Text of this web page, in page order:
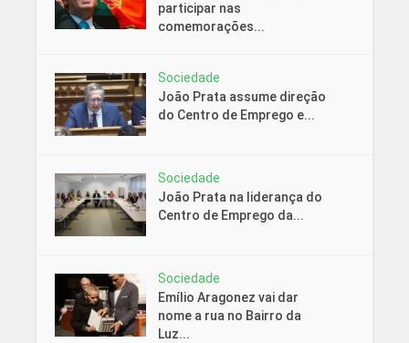
participar nas
comemorações...
Sociedade
João Prata assume direção
do Centro de Emprego e...
Sociedade
João Prata na liderança do
Centro de Emprego da...
Sociedade
Emílio Aragonez vai dar
nome a rua no Bairro da
Luz...